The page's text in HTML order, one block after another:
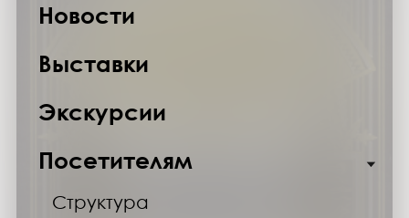
Новости
Выставки
Экскурсии
Посетителям
Структура